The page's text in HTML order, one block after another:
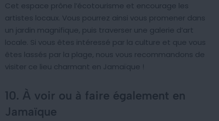
Cet espace prône l’écotourisme et encourage les
artistes locaux. Vous pourrez ainsi vous promener dans
un jardin magnifique, puis traverser une galerie d’art
locale. Si vous êtes intéressé par la culture et que vous
êtes lassés par la plage, nous vous recommandons de
visiter ce lieu charmant en Jamaïque !
10. À voir ou à faire également en
Jamaïque